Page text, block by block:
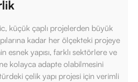
küçük çaplı projelerden büyük
kadar her ölçekteki projeye
esnek yapısı, farklı sektörlere ve
kolayca adapte olabilmesini
çelik yapı projesi için verimli